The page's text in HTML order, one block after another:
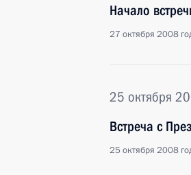
Начало
27 октября 2008
25 октября
Встреча с
25 октября 2008